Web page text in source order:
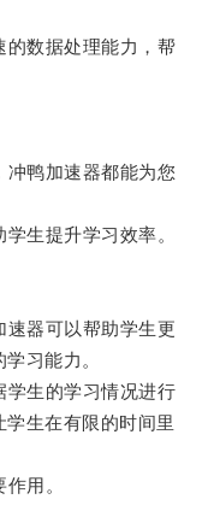
数据处理能力，帮
鸭加速器都能为您
生提升学习效率。
器可以帮助学生更
习能力。
生的学习情况进行
生在有限的时间里
用。